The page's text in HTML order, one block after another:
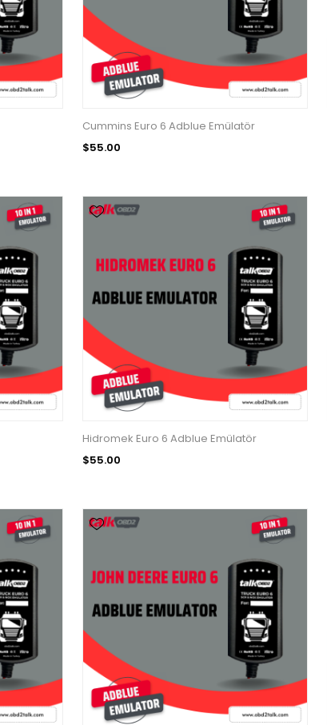
Cummins Euro 6 Adblue Emülatör
$55.00
Hidromek Euro 6 Adblue Emülatör
$55.00